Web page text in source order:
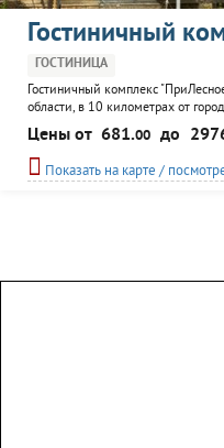
Гостиничный
ГОСТИНИЦА
Гостиничный комплекс
области, в 10 километрах от
отдельные двухэтажные 6-
оборудованными кухнями и
местные номера со всеми
услугам отдыхающих WiFi на
Цены от 681.00 до
Показать на карте /